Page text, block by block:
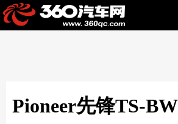
Pioneer先锋TS-